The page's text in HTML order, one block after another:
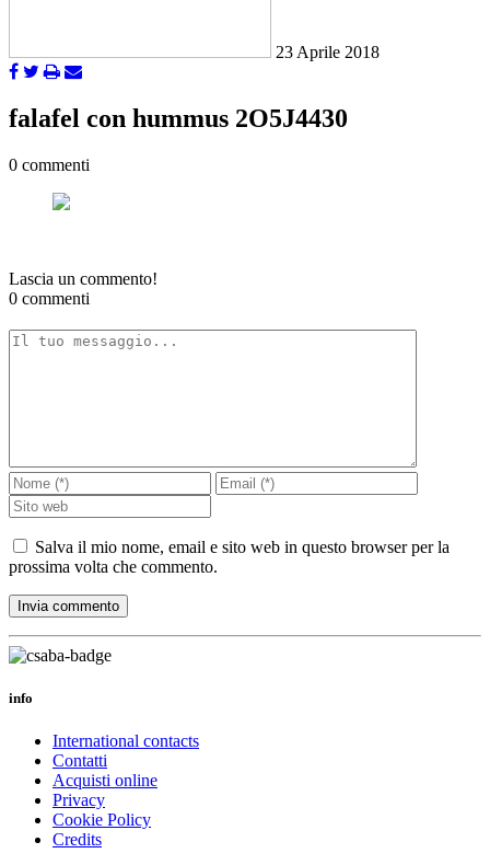
23 Aprile 2018
falafel con hummus 2O5J4430
0 commenti
Lascia un commento!
0 commenti
Salva il mio nome, email e sito web in questo browser per la
prossima volta che commento.
info
International contacts
Contatti
Acquisti online
Privacy
Cookie Policy
Credits